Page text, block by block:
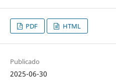
PDF HTML
Publicado
2025-06-30